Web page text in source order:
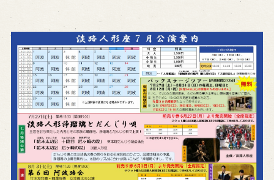
海外旅行客向け特別公演「くにうみ」
歴史
淡路島と国生み神話
淡路人形浄瑠璃の歴史
淡路人形独自の演目
淡路人形の広がり
南あわじ市の伝統芸能